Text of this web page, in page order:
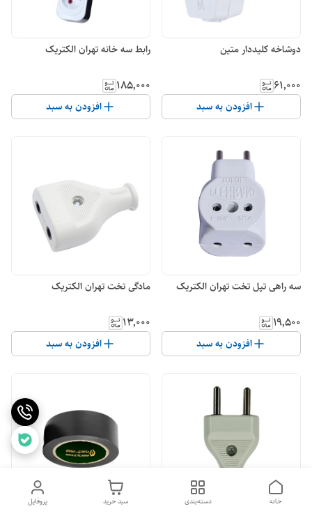
دوشاخه کلیددار متین
۶۱٬۰۰۰
افزودن به سبد
رابط سه خانه تهران الکتریک
۱۸۵٬۰۰۰
افزودن به سبد
سه راهی تپل تخت تهران الکتریک
۱۹٬۵۰۰
افزودن به سبد
مادگی تخت تهران الکتریک
۱۳٬۰۰۰
افزودن به سبد
پروفایل سبد خرید دسته‌بندی خانه